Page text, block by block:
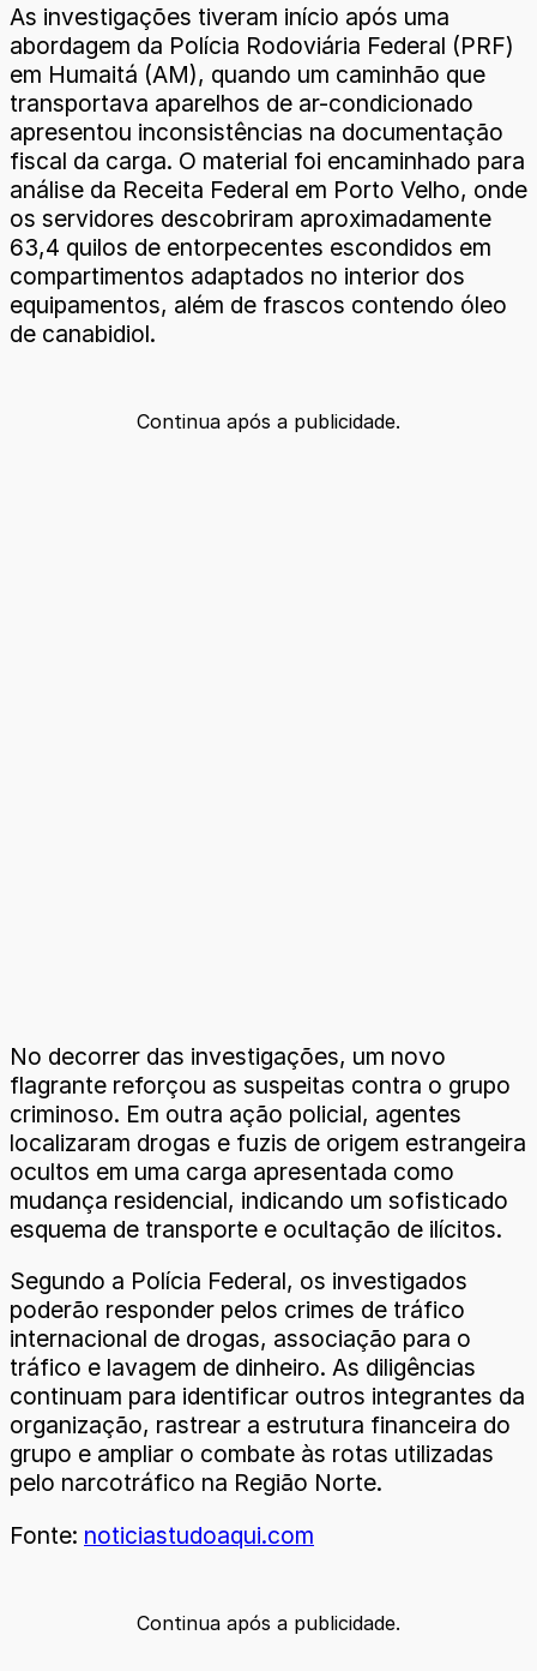
As investigações tiveram início após uma
abordagem da Polícia Rodoviária Federal (PRF)
em Humaitá (AM), quando um caminhão que
transportava aparelhos de ar-condicionado
apresentou inconsistências na documentação
fiscal da carga. O material foi encaminhado para
análise da Receita Federal em Porto Velho, onde
os servidores descobriram aproximadamente
63,4 quilos de entorpecentes escondidos em
compartimentos adaptados no interior dos
equipamentos, além de frascos contendo óleo
de canabidiol.
Continua após a publicidade.
No decorrer das investigações, um novo
flagrante reforçou as suspeitas contra o grupo
criminoso. Em outra ação policial, agentes
localizaram drogas e fuzis de origem estrangeira
ocultos em uma carga apresentada como
mudança residencial, indicando um sofisticado
esquema de transporte e ocultação de ilícitos.
Segundo a Polícia Federal, os investigados
poderão responder pelos crimes de tráfico
internacional de drogas, associação para o
tráfico e lavagem de dinheiro. As diligências
continuam para identificar outros integrantes da
organização, rastrear a estrutura financeira do
grupo e ampliar o combate às rotas utilizadas
pelo narcotráfico na Região Norte.
Fonte: noticiastudoaqui.com
Continua após a publicidade.